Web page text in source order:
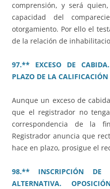
comprensión, y será
capacidad del
otorgamiento. Por ello el
de la relación de
97.** EXCESO DE
PLAZO DE LA
Aunque un exceso de
que el registrador no
correspondencia de la
Registrador anuncia que
hace en plazo, prosigue el
98.** INSCRIPCIÓN DE
ALTERNATIVA.